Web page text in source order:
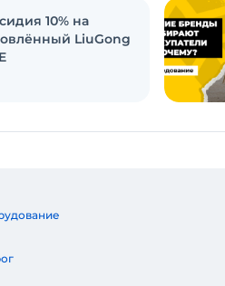
10% на
LiuGong